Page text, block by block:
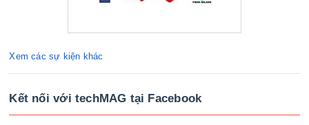
Xem các sự kiện khác
Kết nối với techMAG tại Facebook